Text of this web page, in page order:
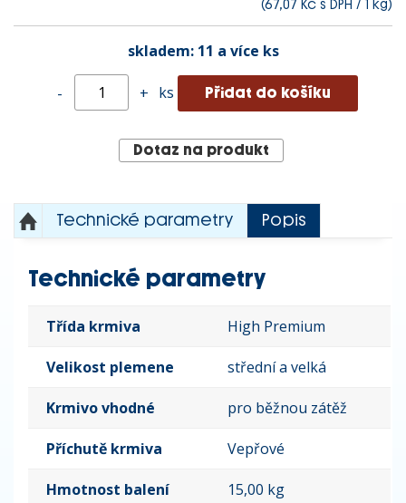
(67,07 Kč s DPH / 1 kg)
skladem: 11 a více ks
- + ks
Dotaz na produkt
Technické parametry Popis
Technické parametry
Třída krmiva High Premium
Velikost plemene střední a velká
Krmivo vhodné pro běžnou zátěž
Příchutě krmiva Vepřové
Hmotnost balení 15,00 kg